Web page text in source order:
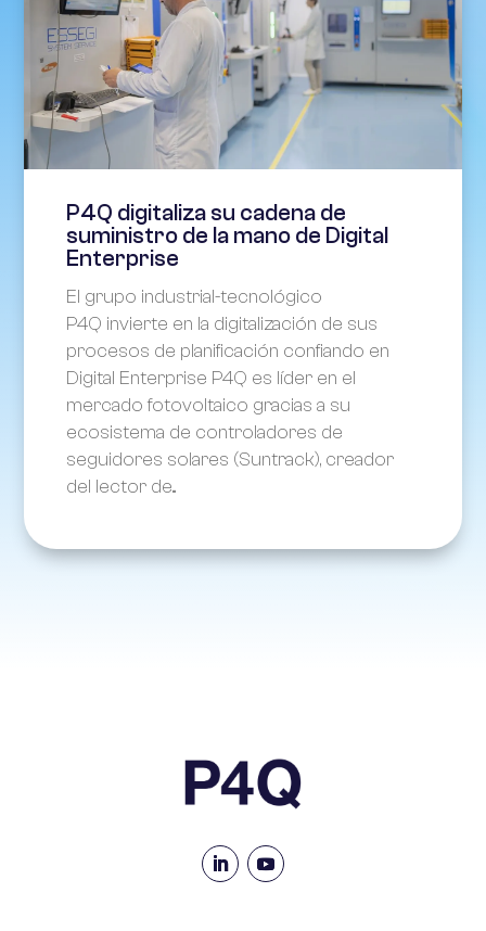
P4Q digitaliza su cadena de
suministro de la mano de Digital
Enterprise
El grupo industrial-tecnológico
P4Q invierte en la digitalización de sus
procesos de planificación confiando en
Digital Enterprise P4Q es líder en el
mercado fotovoltaico gracias a su
ecosistema de controladores de
seguidores solares (Suntrack), creador
del lector de...